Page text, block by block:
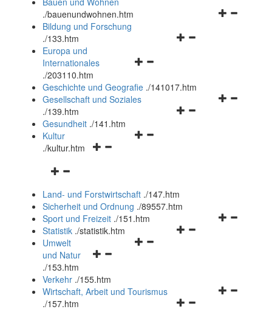
./bauenundwohnen.htm
Navigationsmenü
Bildung und Forschung
./133.htm
Navigationsmenü
und
schließen
Europa und
Internationales
./203110.htm
Geschichte und Geografie ./141017.htm
Navigationsmenü
Gesellschaft und Soziales
./139.htm
Navigationsmenü
Gesundheit ./141.htm
Navigationsmenü
Kultur
./kultur.htm
Navigationsmenü
und
schließen
Land- und Forstwirtschaft ./147.htm
Sicherheit und Ordnung ./89557.htm
Navigationsmenü
Sport und Freizeit ./151.htm
Navigationsmenü
Statistik ./statistik.htm
Navigationsmenü
und
schließen
Umwelt
und Natur
./153.htm
Verkehr ./155.htm
Navigationsmenü
Wirtschaft, Arbeit und Tourismus
./157.htm